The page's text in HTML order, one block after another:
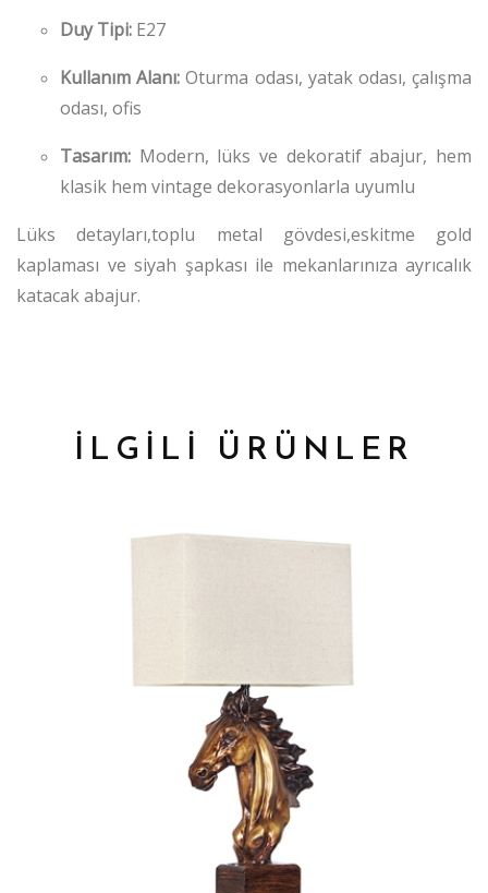
Duy Tipi: E27
Kullanım Alanı: Oturma odası, yatak odası, çalışma
odası, ofis
Tasarım: Modern, lüks ve dekoratif abajur, hem
klasik hem vintage dekorasyonlarla uyumlu
Lüks detayları,toplu metal gövdesi,eskitme gold
kaplaması ve siyah şapkası ile mekanlarınıza ayrıcalık
katacak abajur.
İLGİLİ ÜRÜNLER